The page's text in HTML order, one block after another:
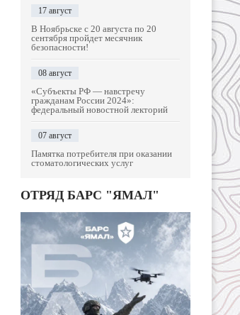
17 август
В Ноябрьске с 20 августа по 20
сентября пройдет месячник
безопасности!
08 август
«Субъекты РФ — навстречу
гражданам России 2024»:
федеральный новостной лекторий
07 август
Памятка потребителя при оказании
стоматологических услуг
ОТРЯД БАРС "ЯМАЛ"